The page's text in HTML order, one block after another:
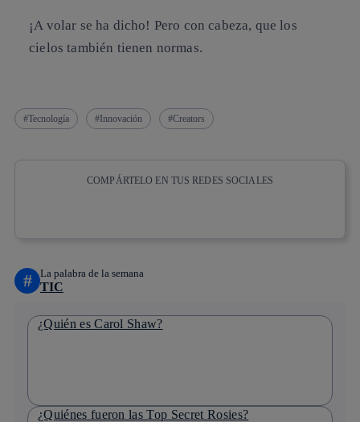
¡A volar se ha dicho! Pero con cabeza, que los
cielos también tienen normas.
Tecnología Innovación Creators
COMPÁRTELO EN TUS REDES SOCIALES
# La palabra de la semana
TIC
¿Quién es Carol Shaw?
¿Quiénes fueron las Top Secret Rosies?